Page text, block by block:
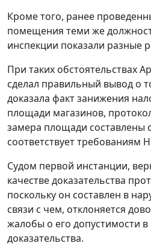
Кроме того, ранее
помещения теми же
инспекции показали разные
При таких обстоятельствах
сделал правильный вывод о
доказала факт занижения
площади магазинов,
замера площади составлены
соответствует требованиям
Судом первой инстанции,
качестве доказательства
поскольку он составлен в
связи с чем, отклоняется
жалобы о его допустимости в
доказательства.